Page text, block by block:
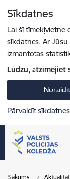
Sīkdatnes
Lai šī tīmekļvietne
sīkdatnes. Ar
izmantotas
Lūdzu, atzīmējiet
Noraidīt
Pārvaldīt sīkdatnes
Sākums